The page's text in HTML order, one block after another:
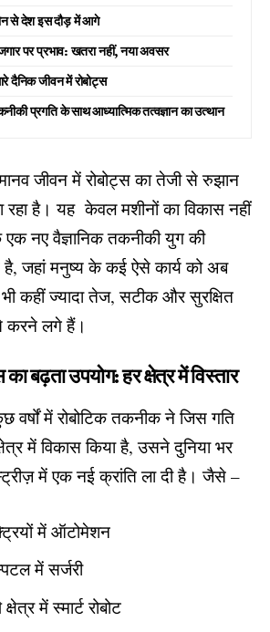
से देश इस दौड़ में आगे
पर प्रभाव: खतरा नहीं, नया अवसर
दैनिक जीवन में रोबोट्स
प्रगति के साथ आध्यात्मिक तत्वज्ञान का उत्थान
मानव जीवन में रोबोट्स का तेजी से रुझान
रहा है। यह केवल मशीनों का विकास नहीं
एक नए वैज्ञानिक तकनीकी युग की
जहां मनुष्य के कई ऐसे कार्य को अब
भी कहीं ज्यादा तेज, सटीक और सुरक्षित
करने लगे हैं।
का बढ़ता उपयोग: हर क्षेत्र में विस्तार
वर्षों में रोबोटिक तकनीक ने जिस गति
में विकास किया है, उसने दुनिया भर
में एक नई क्रांति ला दी है। जैसे –
में ऑटोमेशन
में सर्जरी
में स्मार्ट रोबोट